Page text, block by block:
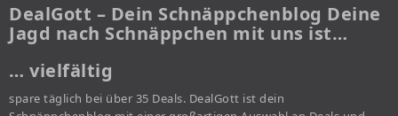
DealGott – Dein Schnäppchenblog Deine
Jagd nach Schnäppchen mit uns ist…
… vielfältig
spare täglich bei über 35 Deals. DealGott ist dein